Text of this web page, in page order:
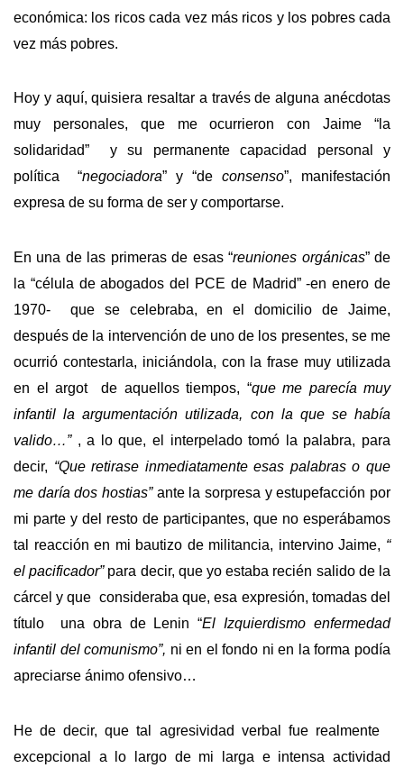
económica: los ricos cada vez más ricos y los pobres cada
vez más pobres.
Hoy y aquí, quisiera resaltar a través de alguna anécdotas
muy personales, que me ocurrieron con Jaime “la
solidaridad” y su permanente capacidad personal y
política “negociadora” y “de consenso”, manifestación
expresa de su forma de ser y comportarse.
En una de las primeras de esas “reuniones orgánicas” de
la “célula de abogados del PCE de Madrid” -en enero de
1970- que se celebraba, en el domicilio de Jaime,
después de la intervención de uno de los presentes, se me
ocurrió contestarla, iniciándola, con la frase muy utilizada
en el argot de aquellos tiempos, “que me parecía muy
infantil la argumentación utilizada, con la que se había
valido…”, a lo que, el interpelado tomó la palabra, para
decir, “Que retirase inmediatamente esas palabras o que
me daría dos hostias”ante la sorpresa y estupefacción por
mi parte y del resto de participantes, que no esperábamos
tal reacción en mi bautizo de militancia, intervino Jaime, “
el pacificador”para decir, que yo estaba recién salido de la
cárcel y que consideraba que, esa expresión, tomadas del
título una obra de Lenin “El Izquierdismo enfermedad
infantil del comunismo”, ni en el fondo ni en la forma podía
apreciarse ánimo ofensivo…
He de decir, que tal agresividad verbal fue realmente
excepcional a lo largo de mi larga e intensa actividad